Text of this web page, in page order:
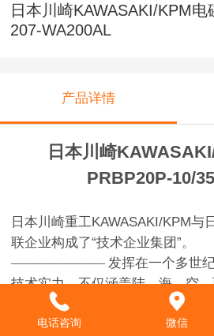
日本川崎KAWASAKI/KPM
207-WA200AL
产品详情
日本川崎
PRBP20P-10/
日本 川崎重工KAWASAKI/KPM与
联企业构成了“技术企业集团”。
——————— 发挥在一个多世
技术实力，不仅涵盖陆、海、空
及深海，向广阔的领域提供丰富
不仅包括飞机，而且也包括人造
电话咨询 微信